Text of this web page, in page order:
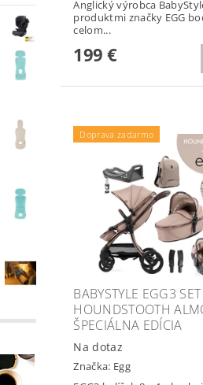
Anglický výrobca
produktmi značky EGG
celom...
199 €
Doprava zadarmo
BABYSTYLE EGG3
HOUNDSTOOTH
ŠPECIÁLNA EDÍCIA
Na dotaz
Značka: Egg